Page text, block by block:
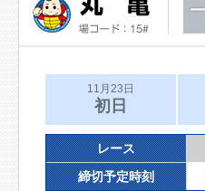
11月23日
初日
レース
締切予定時刻